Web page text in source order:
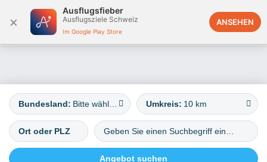
×
Ausflugsfieber
Ausflugsziele Schweiz
Im Google Play Store
ANSEHEN
Deutschland
Bundesland: Umkreis: 10 km